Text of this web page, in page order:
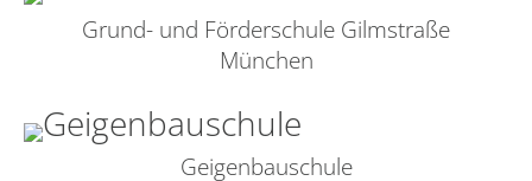
Grund- und Förderschule Gilmstraße
München
Geigenbauschule